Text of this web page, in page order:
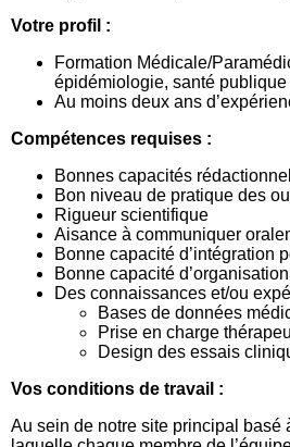
Votre profil :
Formation Médicale/
épidémiologie, santé
Au moins deux ans
Compétences requises :
Bonnes capacités
Bon niveau de pratique des
Rigueur scientifique
Aisance à communiquer
Bonne capacité d’intégration
Bonne capacité
Des connaissances et/ou
Bases de données
Prise en charge
Design des essais
Vos conditions de travail :
Au sein de notre site principal